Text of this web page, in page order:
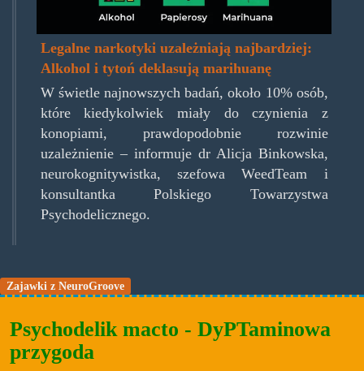
polsce-
696x392.jpg.jpg
Legalne narkotyki uzależniają najbardziej:
Alkohol i tytoń deklasują marihuanę
W świetle najnowszych badań, około 10% osób,
które kiedykolwiek miały do czynienia z
konopiami, prawdopodobnie rozwinie
uzależnienie – informuje dr Alicja Binkowska,
neurokognitywistka, szefowa WeedTeam i
konsultantka Polskiego Towarzystwa
Psychodelicznego.
Zajawki z NeuroGroove
Psychodelik macto - DyPTaminowa
przygoda